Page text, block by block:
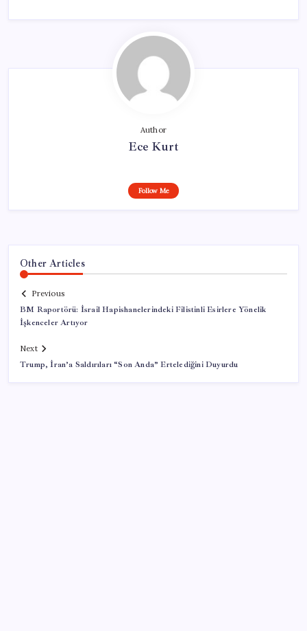
Author
Ece Kurt
Follow Me
Other Articles
Previous
BM Raportörü: İsrail Hapishanelerindeki Filistinli Esirlere Yönelik
İşkenceler Artıyor
Next
Trump, İran’a Saldırıları “Son Anda” Ertelediğini Duyurdu